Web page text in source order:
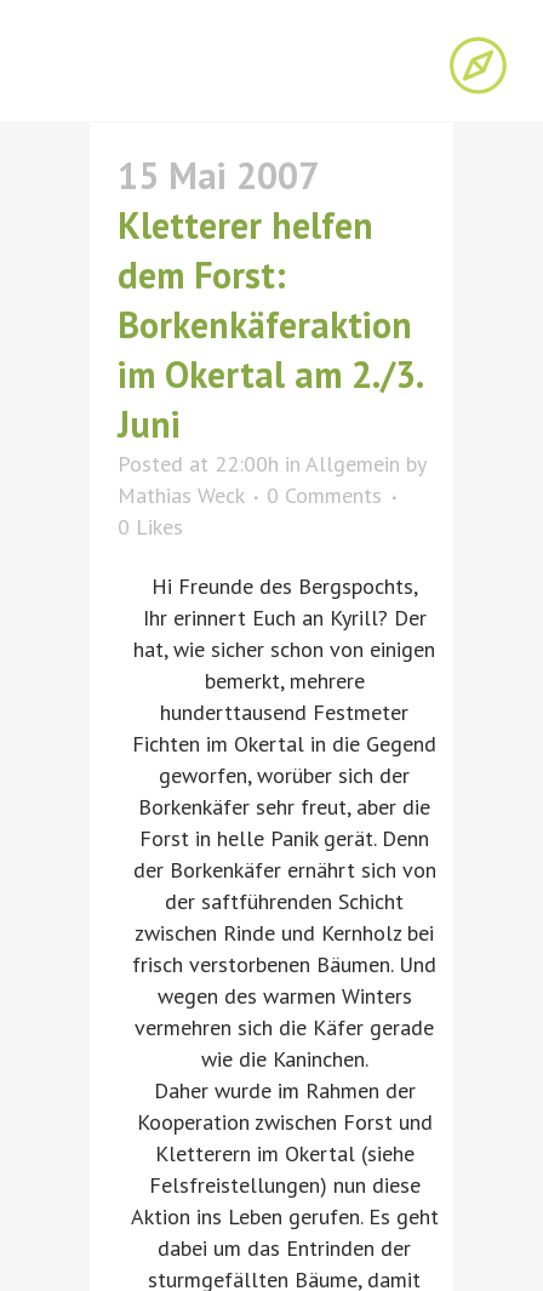
15 Mai 2007
Kletterer helfen
dem Forst:
Borkenkäferaktion
im Okertal am 2./3.
Juni
Posted at 22:00h in Allgemein by
Mathias Weck
0 Comments
0 Likes
Hi Freunde des Bergspochts,
Ihr erinnert Euch an Kyrill? Der
hat, wie sicher schon von einigen
bemerkt, mehrere
hunderttausend Festmeter
Fichten im Okertal in die Gegend
geworfen, worüber sich der
Borkenkäfer sehr freut, aber die
Forst in helle Panik gerät. Denn
der Borkenkäfer ernährt sich von
der saftführenden Schicht
zwischen Rinde und Kernholz bei
frisch verstorbenen Bäumen. Und
wegen des warmen Winters
vermehren sich die Käfer gerade
wie die Kaninchen.
Daher wurde im Rahmen der
Kooperation zwischen Forst und
Kletterern im Okertal (siehe
Felsfreistellungen) nun diese
Aktion ins Leben gerufen. Es geht
dabei um das Entrinden der
sturmgefällten Bäume, damit